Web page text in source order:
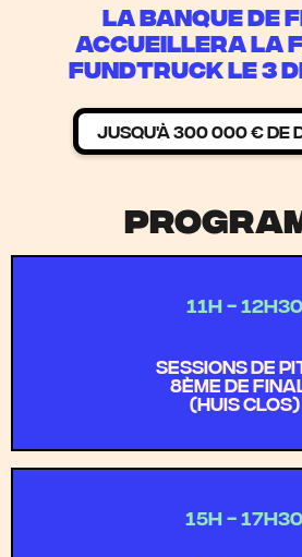
La Banque de
accueillera la
Fundtruck le 3
jusqu'à 300 000 €
11H - 12H30
sessions de
8ÈME DE
(huis clos)
15H - 17H30